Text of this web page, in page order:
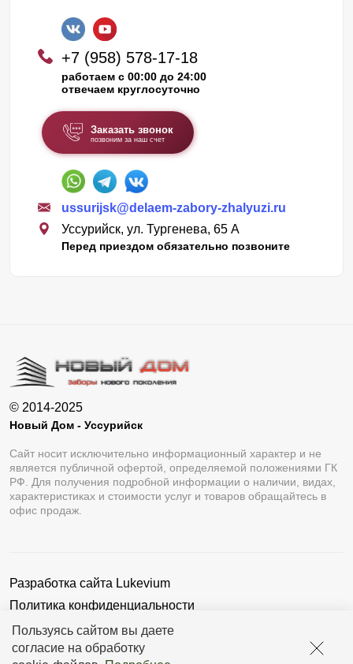
Пользуясь сайтом вы даете
согласие на обработку
+7 (958) 578-17-18
работаем с 00:00 до 24:00
отвечаем круглосуточно
Заказать звонок
позвоним за наш счет
ussurijsk@delaem-zabory-zhalyuzi.ru
Уссурийск, ул. Тургенева, 65 А
Перед приездом обязательно позвоните
© 2014-2025
Новый Дом - Уссурийск
Сайт носит исключительно информационный характер и не
является публичной офертой, определяемой положениями ГК
РФ. Для получения подробной информации о наличии, видах,
характеристиках и стоимости услуг и товаров обращайтесь в
офис продаж.
Разработка сайта Lukevium
Политика конфиденциальности
Пользовательское соглашение